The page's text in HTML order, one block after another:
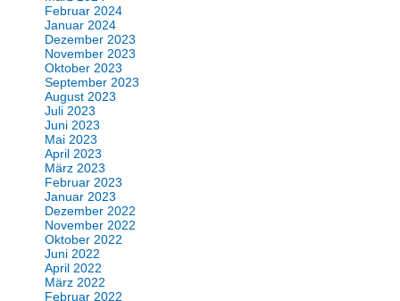
Februar 2024
Januar 2024
Dezember 2023
November 2023
Oktober 2023
September 2023
August 2023
Juli 2023
Juni 2023
Mai 2023
April 2023
März 2023
Februar 2023
Januar 2023
Dezember 2022
November 2022
Oktober 2022
Juni 2022
April 2022
März 2022
Februar 2022